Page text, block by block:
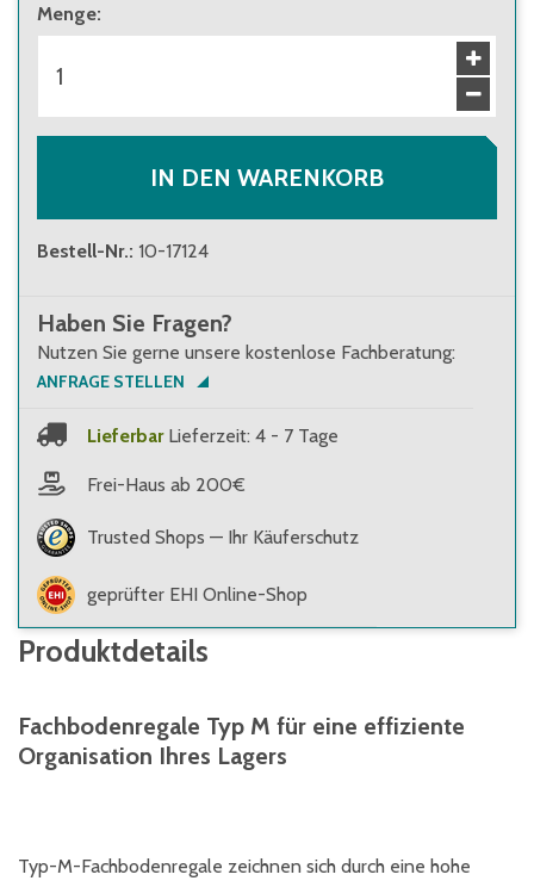
Menge:
IN DEN WARENKORB
Bestell-Nr.: 10-17124
Haben Sie Fragen?
Nutzen Sie gerne unsere kostenlose Fachberatung:
ANFRAGE STELLEN
Lieferbar Lieferzeit: 4 - 7 Tage
Frei-Haus ab 200€
Trusted Shops — Ihr Käuferschutz
geprüfter EHI Online-Shop
Produktdetails
Fachbodenregale Typ M für eine effiziente
Organisation Ihres Lagers
Typ-M-Fachbodenregale zeichnen sich durch eine hohe